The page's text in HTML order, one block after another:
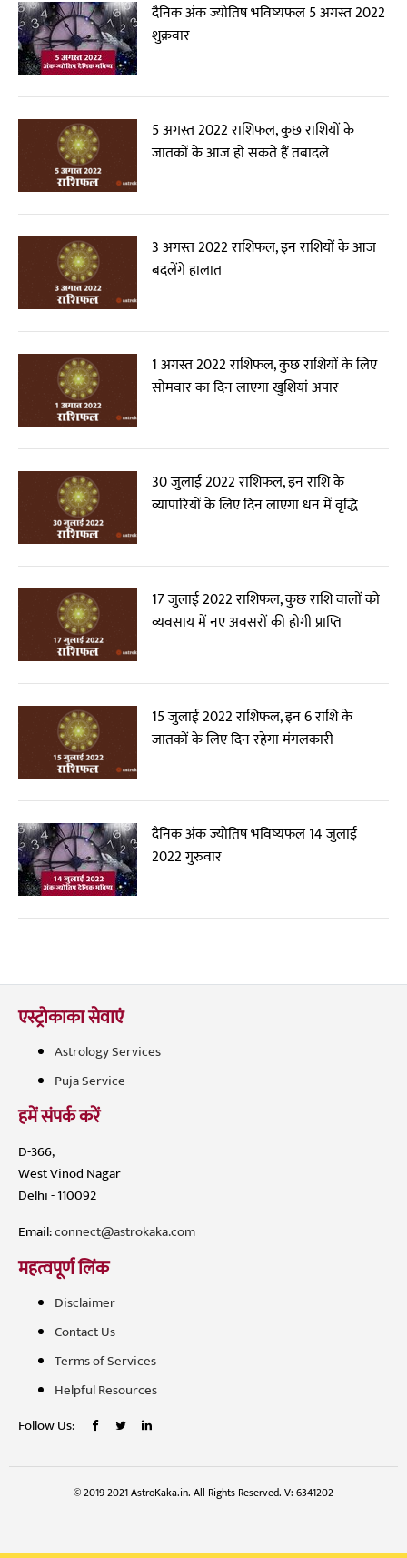
दैनिक अंक ज्योतिष भविष्यफल 5 अगस्त 2022
शुक्रवार
5 अगस्त 2022 राशिफल, कुछ राशियों के
जातकों के आज हो सकते हैं तबादले
3 अगस्त 2022 राशिफल, इन राशियों के आज
बदलेंगे हालात
1 अगस्त 2022 राशिफल, कुछ राशियों के लिए
सोमवार का दिन लाएगा खुशियां अपार
30 जुलाई 2022 राशिफल, इन राशि के
व्यापारियों के लिए दिन लाएगा धन में वृद्धि
17 जुलाई 2022 राशिफल, कुछ राशि वालों को
व्यवसाय में नए अवसरों की होगी प्राप्ति
15 जुलाई 2022 राशिफल, इन 6 राशि के
जातकों के लिए दिन रहेगा मंगलकारी
दैनिक अंक ज्योतिष भविष्यफल 14 जुलाई
2022 गुरुवार
एस्ट्रोकाका सेवाएं
Astrology Services
Puja Service
हमें संपर्क करें
D-366,
West Vinod Nagar
Delhi - 110092
Email:connect@astrokaka.com
महत्वपूर्ण लिंक
Disclaimer
Contact Us
Terms of Services
Helpful Resources
Follow Us:
© 2019-2021 AstroKaka.in. All Rights Reserved. V: 6341202